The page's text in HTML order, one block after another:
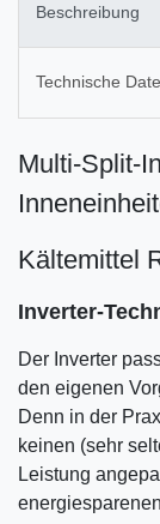
Beschreibung
Technische
Multi-Split-
Kältemittel
Inverter-
Der Inverter
den eigenen
Denn in der
keinen (sehr
Leistung